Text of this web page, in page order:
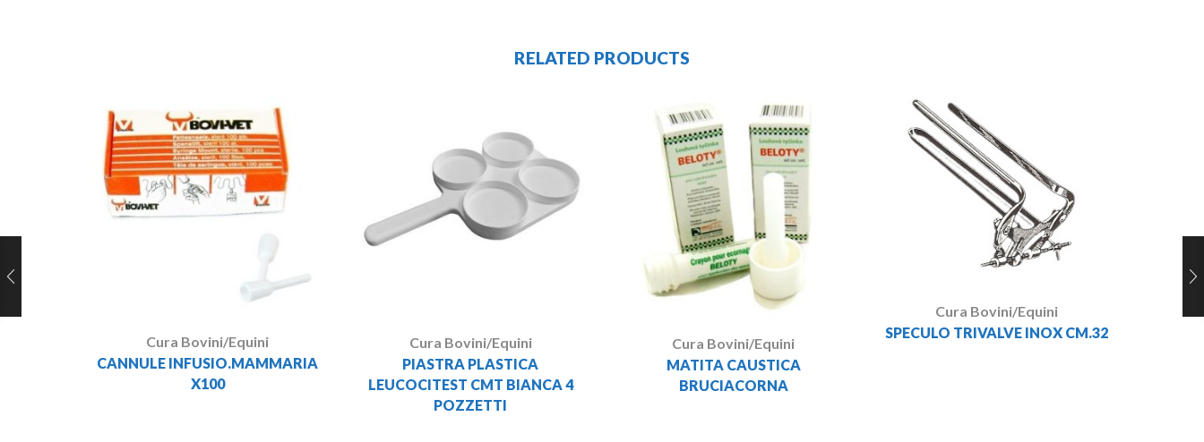
RELATED PRODUCTS
Cura Bovini/Equini
CANNULE INFUSIO.MAMMARIA
X100
Cura Bovini/Equini
PIASTRA PLASTICA
LEUCOCITEST CMT BIANCA 4
POZZETTI
Cura Bovini/Equini
MATITA CAUSTICA
BRUCIACORNA
Cura Bovini/Equini
SPECULO TRIVALVE INOX CM.32